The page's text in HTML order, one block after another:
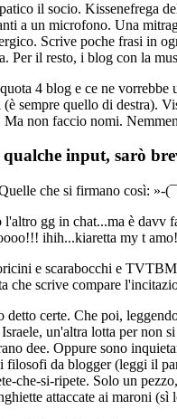
il socio. Kissenefrega
a un microfono. Una
Scrive poche frasi in
Per il resto, i blog con la
4 blog e ce ne
sempre quello di destra).
non faccio nomi.
input, sarò
che si firmano così: »-
gg in chat...ma è davv
ihih...kiaretta my t amo!
e scarabocchi e
che scrive compare
certe. Che poi,
un'altra lotta per non
dee. Oppure sono
da blogger (leggi il
che-si-ripete. Solo un
attaccate ai maroni